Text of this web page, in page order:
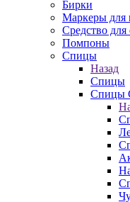
Бирки
Маркеры для
Средство для
Помпоны
Спицы
Назад
Спицы
Спицы